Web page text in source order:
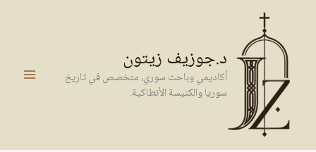
المحتوى
د.جوزيف زيتون
أكاديمي وباحث سوري، متخصص في تاريخ
سوريا والكنيسة الأنطاكية.